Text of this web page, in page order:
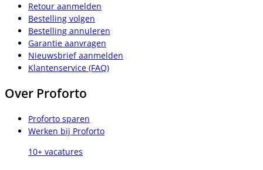
Retour aanmelden
Bestelling volgen
Bestelling annuleren
Garantie aanvragen
Nieuwsbrief aanmelden
Klantenservice (FAQ)
Over Proforto
Proforto sparen
Werken bij Proforto
10+ vacatures